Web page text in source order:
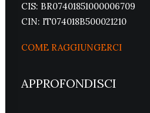
CIS: BR07401851000006709
CIN: IT074018B500021210
COME RAGGIUNGERCI
APPROFONDISCI